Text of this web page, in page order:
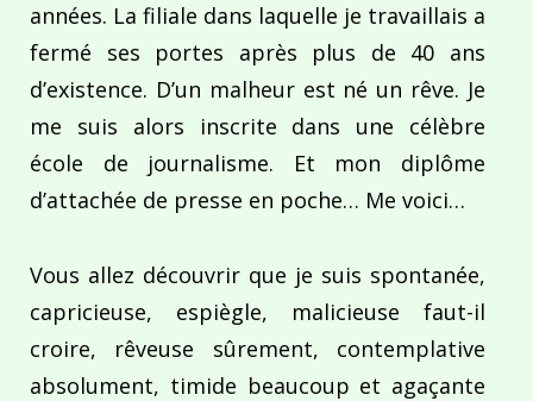
années. La filiale dans laquelle je travaillais a
fermé ses portes après plus de 40 ans
d’existence. D’un malheur est né un rêve. Je
me suis alors inscrite dans une célèbre
école de journalisme. Et mon diplôme
d’attachée de presse en poche… Me voici…
Vous allez découvrir que je suis spontanée,
capricieuse, espiègle, malicieuse faut-il
croire, rêveuse sûrement, contemplative
absolument, timide beaucoup et agaçante